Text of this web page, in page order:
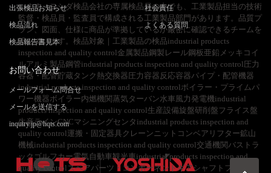
います。ヨシダ検品会社の専属検品員の中でも、工業製品担当の技術
監督・検品員・監査員で構成される工業製品部門があります。品質プ
ラン、図面、仕様に商品が準拠しているか厳密に確認できるチームを
組んでいます。検品対象｜工業製品の検品industrial products
inspection and quality control金属製品鋼製レール鋼板亜鉛メッキコイ
ルアルミ製品鋼管industrial products inspection and quality control圧力
容器・配管貯蔵タンク熱交換器圧力容器反応容器パイプ・配管機器
industrial products inspection and quality controlボイラー・プライムパ
ワー機器ボイラー内燃機関蒸気ターバン水車風力発電機industrial
products inspection and quality control生産設備旋盤研削盤フライス盤
生産ラインCNCマシニングセンタindustrial products inspection and
quality control運搬・固定器具クレーンニットコンベアリフター鉱山
機械industrial products inspection and quality control交通機関バストラ
ックゴルフカー電気自動車観光車industrial products inspection and
quality controlスペアパーツ・コンポーネントギアシャフトフランジ
出張検品お知らせ
検品流れ
検品報告書見本
社会責任
よくある質問
お問い合わせ
メールフォーム問合せ
メールを送信する
inquiry.jp@hqts.com